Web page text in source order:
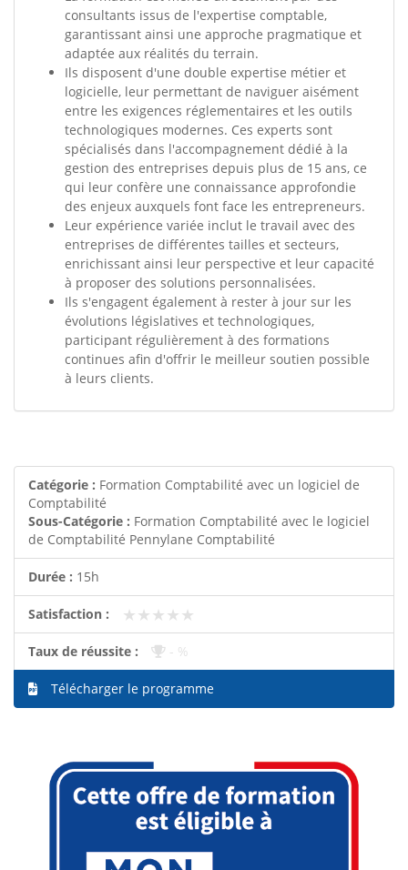
consultants issus de l'expertise comptable,
garantissant ainsi une approche pragmatique et
adaptée aux réalités du terrain.
Ils disposent d'une double expertise métier et
logicielle, leur permettant de naviguer aisément
entre les exigences réglementaires et les outils
technologiques modernes. Ces experts sont
spécialisés dans l'accompagnement dédié à la
gestion des entreprises depuis plus de 15 ans, ce
qui leur confère une connaissance approfondie
des enjeux auxquels font face les entrepreneurs.
Leur expérience variée inclut le travail avec des
entreprises de différentes tailles et secteurs,
enrichissant ainsi leur perspective et leur capacité
à proposer des solutions personnalisées.
Ils s'engagent également à rester à jour sur les
évolutions législatives et technologiques,
participant régulièrement à des formations
continues afin d'offrir le meilleur soutien possible
à leurs clients.
Catégorie : Formation Comptabilité avec un logiciel de
Comptabilité
Sous-Catégorie : Formation Comptabilité avec le logiciel
de Comptabilité Pennylane Comptabilité
Durée : 15h
Satisfaction : ★★★★★
★★★★★
Taux de réussite : - %
Télécharger le programme